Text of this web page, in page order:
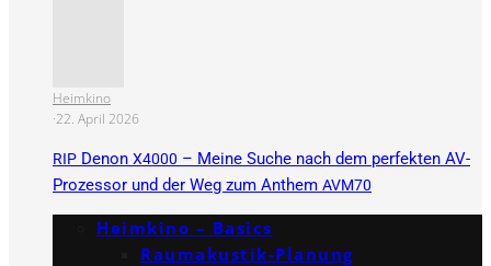
Heimkino
·22. April 2026
RIP Denon X4000 – Meine Suche nach dem perfekten AV-
Prozessor und der Weg zum Anthem AVM70
Heimkino – Basics
Raumakustik-Planung